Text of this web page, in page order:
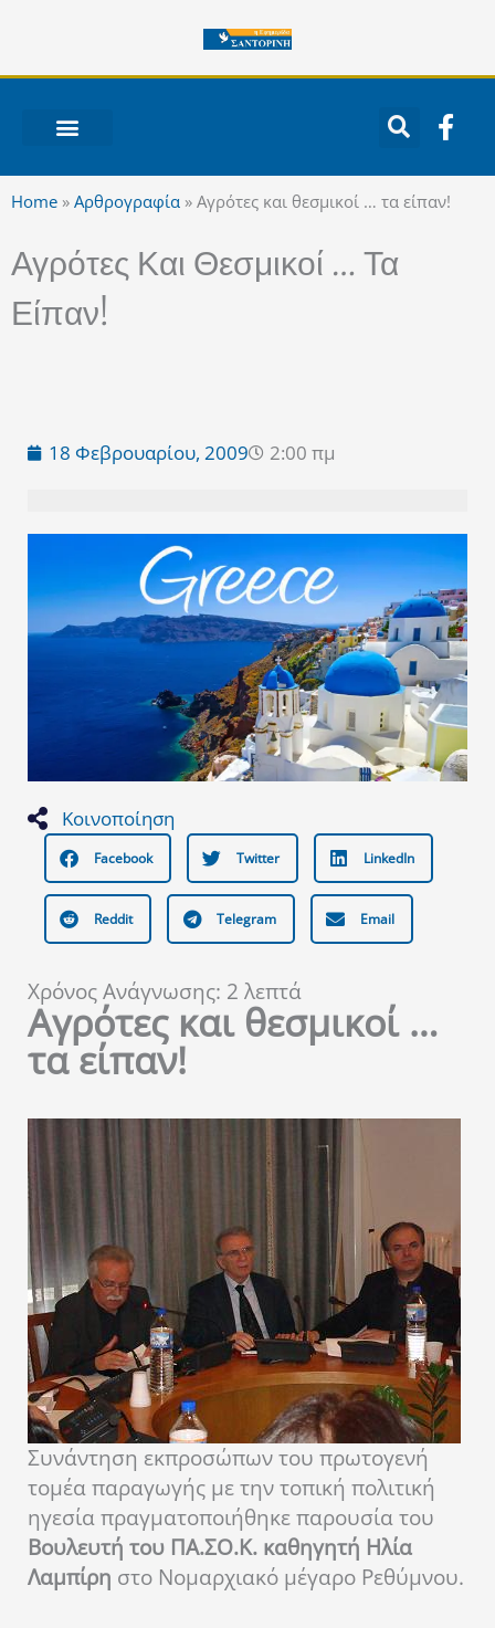
περιεχόμενο
F
a
e
b
Home » Αρθρογραφία » Αγρότες και θεσμικοί … τα είπαν!
Αγρότες Και Θεσμικοί … Τα
Είπαν!
18 Φεβρουαρίου, 2009 2:00 πμ
Κοινοποίηση
Facebook Twitter LinkedIn
Reddit Telegram Email
Χρόνος Ανάγνωσης: 2 λεπτά
Αγρότες και θεσμικοί …
τα είπαν!
Συνάντηση εκπροσώπων του πρωτογενή
τομέα παραγωγής με την τοπική πολιτική
ηγεσία πραγματοποιήθηκε παρουσία του
Βουλευτή του ΠΑ.ΣΟ.Κ. καθηγητή Ηλία
Λαμπίρη στο Νομαρχιακό μέγαρο Ρεθύμνου.